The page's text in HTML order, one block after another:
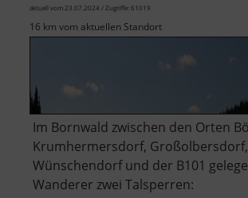
aktuell vom 23.07.2024 / Zugriffe: 61019
16 km vom aktuellen Standort
Im Bornwald zwischen den Orten
Krumhermersdorf, Großolbersdorf,
Wünschendorf und der B101
Wanderer zwei Talsperren: